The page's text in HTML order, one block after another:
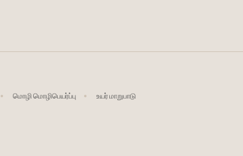
மொழி மொழிபெயர்ப்பு உயர் மாறுபாடு